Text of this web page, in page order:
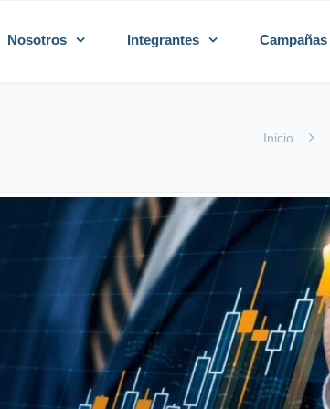
Nosotros Integrantes Campañas
Inicio